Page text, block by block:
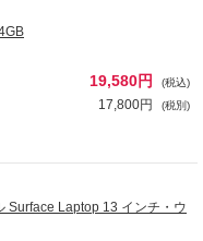
19,580円 (税込)
17,800円 (税別)
Surface Laptop 13 インチ・ウ